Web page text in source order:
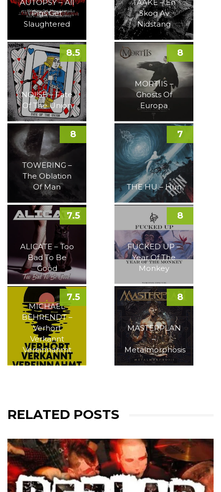
AUTOPSY – All
Pigs Get
Slaughtered
TAAKE – En
Skog Av
Nidstang
NOI!SE – Fate
Of The Union
8.5
MORTIIS –
Ghosts Of
Europa
8
TOWERING –
The Oblation
Of Man
8
THE HU – Hun
7
ALICATE – Too
Bad To Be
Good
7.5
FUCKED UP –
Year Of The
Monkey
8
MICHAEL
BEHRENDT –
Verhört
Verkannt
Vereinnahmt
7.5
MASTERPLAN
–
Metalmorphosis
8
RELATED POSTS